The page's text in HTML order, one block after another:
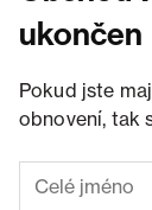
ukončen
Pokud jste
obnovení, tak